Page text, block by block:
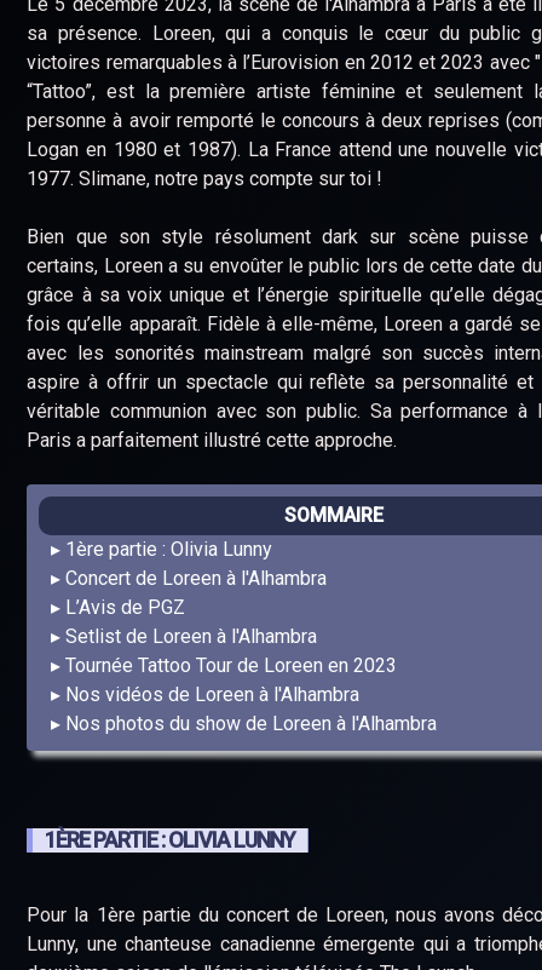
sa présence. Loreen, qui a conquis le cœur du public
victoires remarquables à l’Eurovision en 2012 et 2023 avec
“Tattoo”, est la première artiste féminine et seulement
personne à avoir remporté le concours à deux reprises
Logan en 1980 et 1987). La France attend une nouvelle
1977. Slimane, notre pays compte sur toi !
Bien que son style résolument dark sur scène puisse
certains, Loreen a su envoûter le public lors de cette date
grâce à sa voix unique et l’énergie spirituelle qu’elle
fois qu’elle apparaît. Fidèle à elle-même, Loreen a gardé
avec les sonorités mainstream malgré son succès
aspire à offrir un spectacle qui reflète sa personnalité et
véritable communion avec son public. Sa performance à
Paris a parfaitement illustré cette approche.
SOMMAIRE
1ère partie : Olivia Lunny
Concert de Loreen à l'Alhambra
L’Avis de PGZ
Setlist de Loreen à l'Alhambra
Tournée Tattoo Tour de Loreen en 2023
Nos vidéos de Loreen à l'Alhambra
Nos photos du show de Loreen à l'Alhambra
1ÈRE PARTIE : OLIVIA LUNNY
Pour la 1ère partie du concert de Loreen, nous avons
Lunny, une chanteuse canadienne émergente qui a